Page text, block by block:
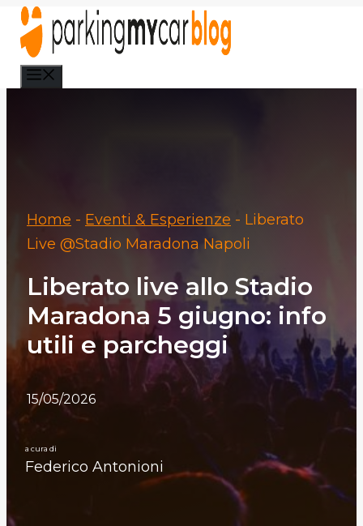
Vai
contenuto
Home - Eventi & Esperienze - Liberato
Live @Stadio Maradona Napoli
Liberato live allo Stadio
Maradona 5 giugno: info
utili e parcheggi
15/05/2026
a cura di
Federico Antonioni